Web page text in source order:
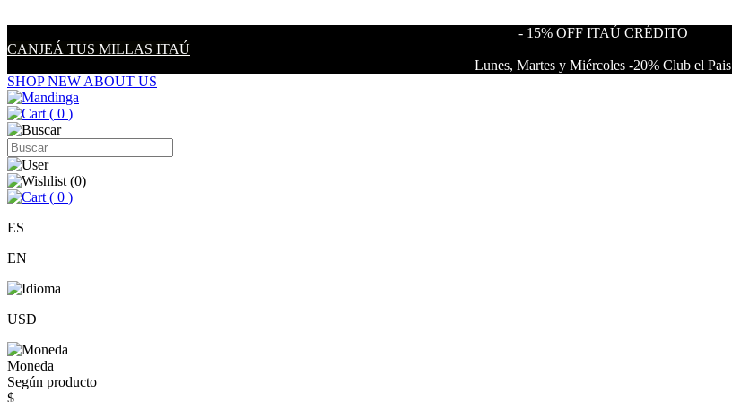
- 15% OFF ITAÚ CRÉDITO
CANJEÁ TUS MILLAS ITAÚ
Lunes, Martes y Miércoles -20% Club el Pais
SHOP NEW ABOUT US
( 0 )
(0)
( 0 )
ES
EN
USD
Moneda
Según producto
$